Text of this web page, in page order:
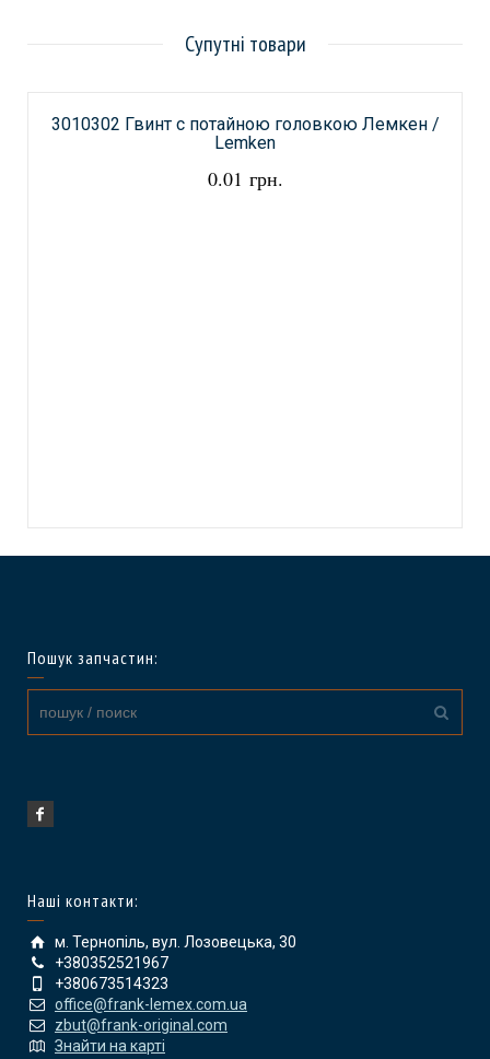
Супутні товари
3010302 Гвинт с потайною головкою Лемкен /
Lemken
0.01 грн.
Пошук запчастин:
Наші контакти:
м. Тернопіль, вул. Лозовецька, 30
+380352521967
+380673514323
office@frank-lemex.com.ua
zbut@frank-original.com
Знайти на карті